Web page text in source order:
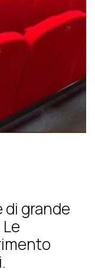
di grande